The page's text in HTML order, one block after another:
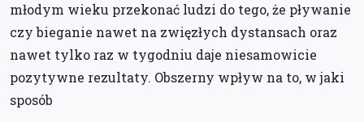
młodym wieku przekonać ludzi do tego, że pływanie
czy bieganie nawet na zwięzłych dystansach oraz
nawet tylko raz w tygodniu daje niesamowicie
pozytywne rezultaty. Obszerny wpływ na to, w jaki
sposób